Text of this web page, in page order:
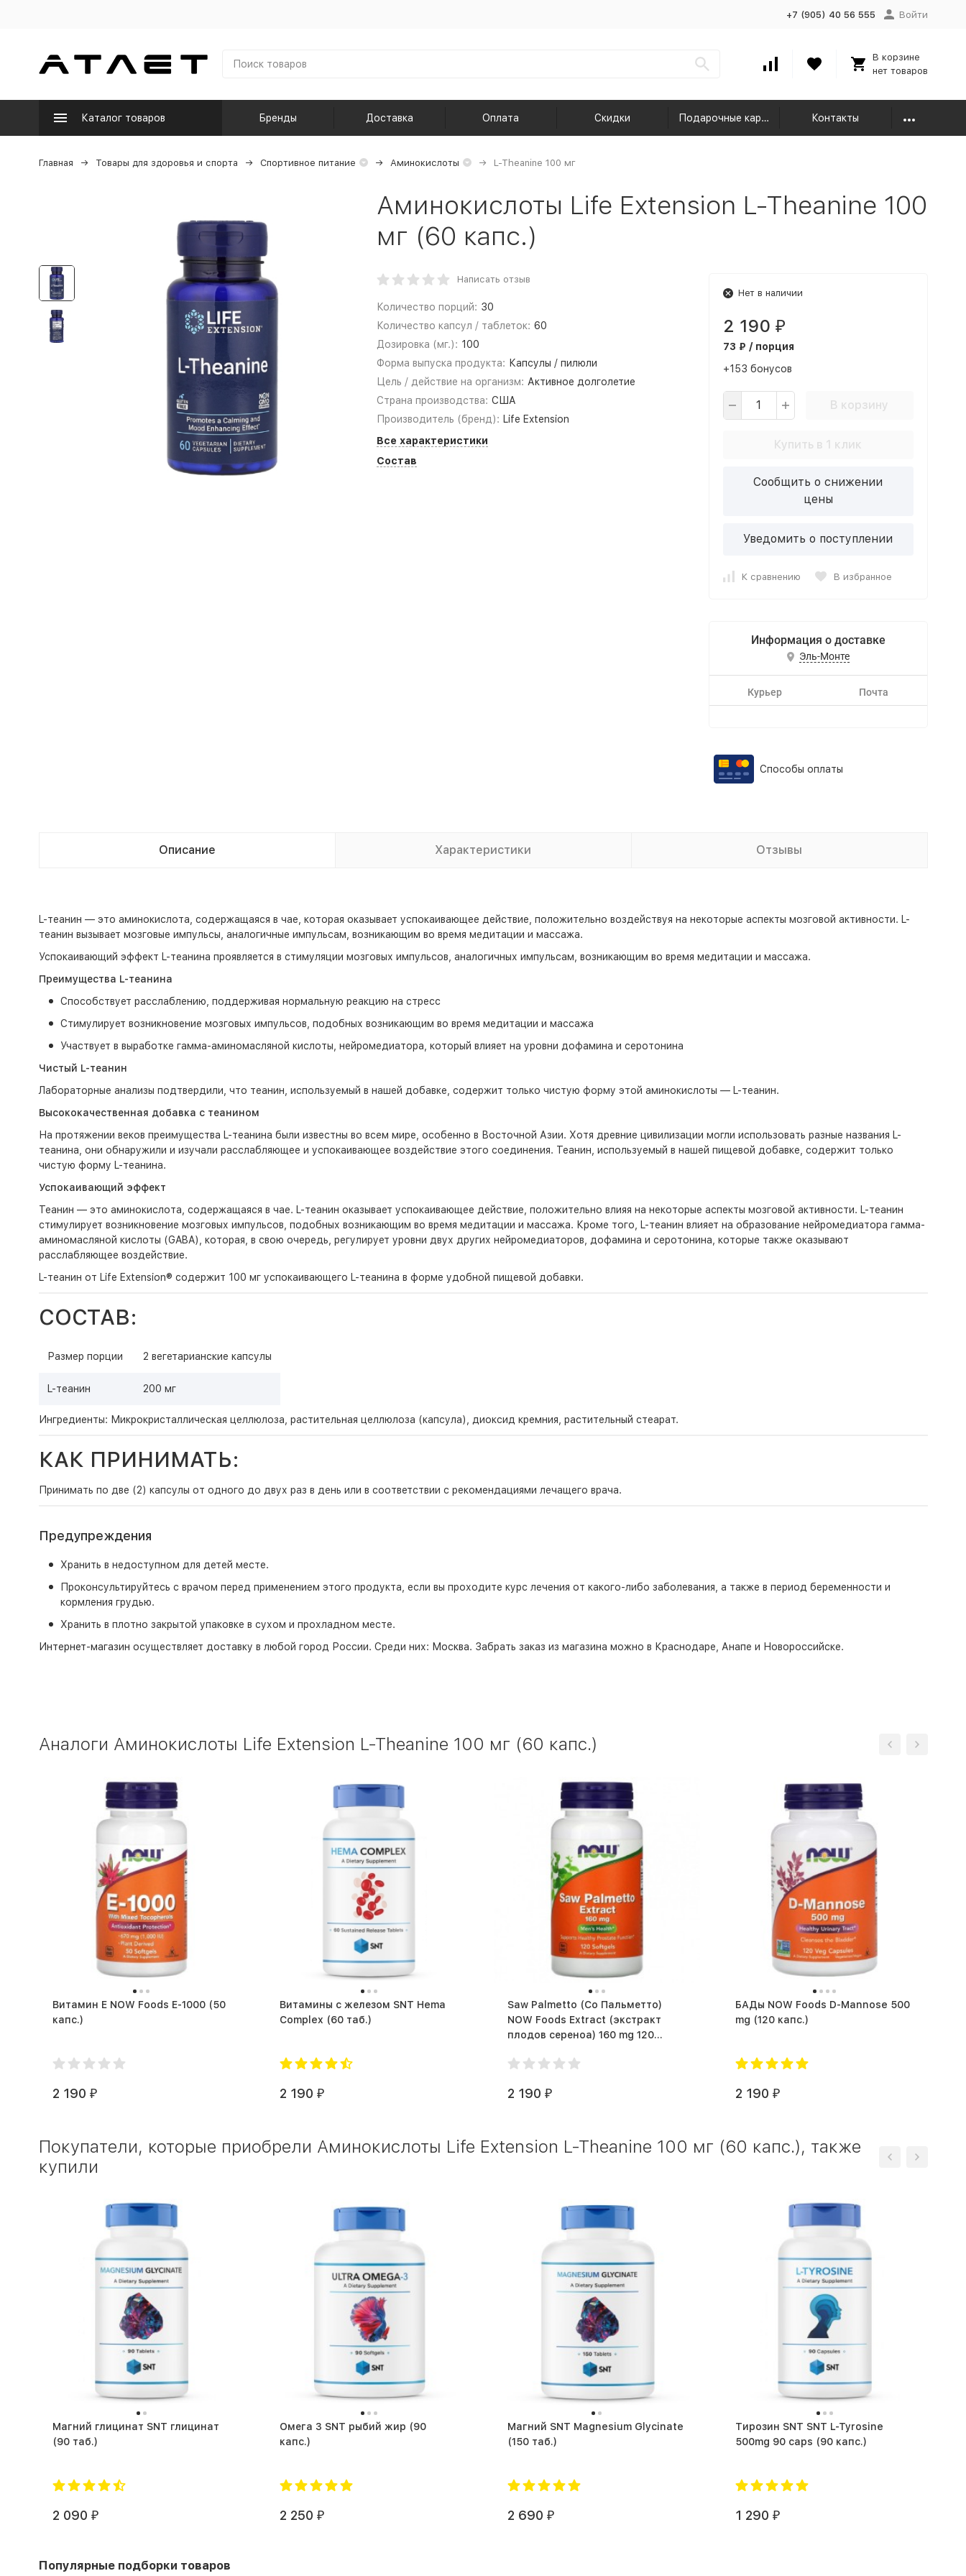
+7 (905) 40 56 555 Войти
В корзине
нет товаров
Каталог товаров Бренды Доставка Оплата Скидки Подарочные карты Контакты
Главная Товары для здоровья и спорта Спортивное питание Аминокислоты L-Theanine 100 мг
Аминокислоты Life Extension L-Theanine 100
мг (60 капс.)
Написать отзыв
Количество порций: 30
Количество капсул / таблеток: 60
Дозировка (мг.): 100
Форма выпуска продукта: Капсулы / пилюли
Цель / действие на организм: Активное долголетие
Страна производства: США
Производитель (бренд): Life Extension
Все характеристики
Состав
Нет в наличии
2 190 ₽
73 ₽ / порция
+153 бонусов
В корзину
Купить в 1 клик
Сообщить о снижении
цены
Уведомить о поступлении
К сравнению В избранное
Информация о доставке
Эль-Монте
Курьер Почта
Способы оплаты
Описание Характеристики Отзывы
L-теанин — это аминокислота, содержащаяся в чае, которая оказывает успокаивающее действие, положительно воздействуя на некоторые аспекты мозговой активности. L-
теанин вызывает мозговые импульсы, аналогичные импульсам, возникающим во время медитации и массажа.
Успокаивающий эффект L-теанина проявляется в стимуляции мозговых импульсов, аналогичных импульсам, возникающим во время медитации и массажа.
Преимущества L-теанина
Способствует расслаблению, поддерживая нормальную реакцию на стресс
Стимулирует возникновение мозговых импульсов, подобных возникающим во время медитации и массажа
Участвует в выработке гамма-аминомасляной кислоты, нейромедиатора, который влияет на уровни дофамина и серотонина
Чистый L-теанин
Лабораторные анализы подтвердили, что теанин, используемый в нашей добавке, содержит только чистую форму этой аминокислоты — L-теанин.
Высококачественная добавка с теанином
На протяжении веков преимущества L-теанина были известны во всем мире, особенно в Восточной Азии. Хотя древние цивилизации могли использовать разные названия L-
теанина, они обнаружили и изучали расслабляющее и успокаивающее воздействие этого соединения. Теанин, используемый в нашей пищевой добавке, содержит только
чистую форму L-теанина.
Успокаивающий эффект
Теанин — это аминокислота, содержащаяся в чае. L-теанин оказывает успокаивающее действие, положительно влияя на некоторые аспекты мозговой активности. L-теанин
стимулирует возникновение мозговых импульсов, подобных возникающим во время медитации и массажа. Кроме того, L-теанин влияет на образование нейромедиатора гамма-
аминомасляной кислоты (GABA), которая, в свою очередь, регулирует уровни двух других нейромедиаторов, дофамина и серотонина, которые также оказывают
расслабляющее воздействие.
L-теанин от Life Extension® содержит 100 мг успокаивающего L-теанина в форме удобной пищевой добавки.
СОСТАВ:
Размер порции 2 вегетарианские капсулы
L-теанин 200 мг
Ингредиенты: Микрокристаллическая целлюлоза, растительная целлюлоза (капсула), диоксид кремния, растительный стеарат.
КАК ПРИНИМАТЬ:
Принимать по две (2) капсулы от одного до двух раз в день или в соответствии с рекомендациями лечащего врача.
Предупреждения
Хранить в недоступном для детей месте.
Проконсультируйтесь с врачом перед применением этого продукта, если вы проходите курс лечения от какого-либо заболевания, а также в период беременности и
кормления грудью.
Хранить в плотно закрытой упаковке в сухом и прохладном месте.
Интернет-магазин осуществляет доставку в любой город России. Среди них: Москва. Забрать заказ из магазина можно в Краснодаре, Анапе и Новороссийске.
Аналоги Аминокислоты Life Extension L-Theanine 100 мг (60 капс.)
Витамин Е NOW Foods E-1000 (50
капс.)
2 190 ₽
Витамины с железом SNT Hema
Complex (60 таб.)
2 190 ₽
Saw Palmetto (Со Пальметто)
NOW Foods Extract (экстракт
плодов сереноа) 160 mg 120
2 190 ₽
БАДы NOW Foods D-Mannose 500
mg (120 капс.)
2 190 ₽
Покупатели, которые приобрели Аминокислоты Life Extension L-Theanine 100 мг (60 капс.), также
купили
Магний глицинат SNT глицинат
(90 таб.)
2 090 ₽
Омега 3 SNT рыбий жир (90
капс.)
2 250 ₽
Магний SNT Magnesium Glycinate
(150 таб.)
2 690 ₽
Тирозин SNT SNT L-Tyrosine
500mg 90 caps (90 капс.)
1 290 ₽
Популярные подборки товаров